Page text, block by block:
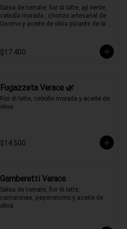
Salsa de tomate, fior di latte, ají verde,
cebolla morada , chorizo artesanal de
Osorno y aceite de oliva picante de la
$17.400
Fugazzeta Verace 🌿
Fior di latte, cebolla morada y aceite de
oliva.
$14.500
Gamberetti Verace
Salsa de tomate, fior di latte,
camarones, peperoncino y aceite de
oliva.